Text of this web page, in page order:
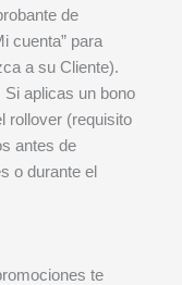
de
cuenta” para
a su Cliente).
Si aplicas un bono
rollover (requisito
antes de
o durante el
te